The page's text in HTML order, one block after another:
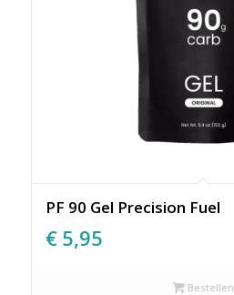
PF 90 Gel Precision Fuel
€ 5,95
Bestellen